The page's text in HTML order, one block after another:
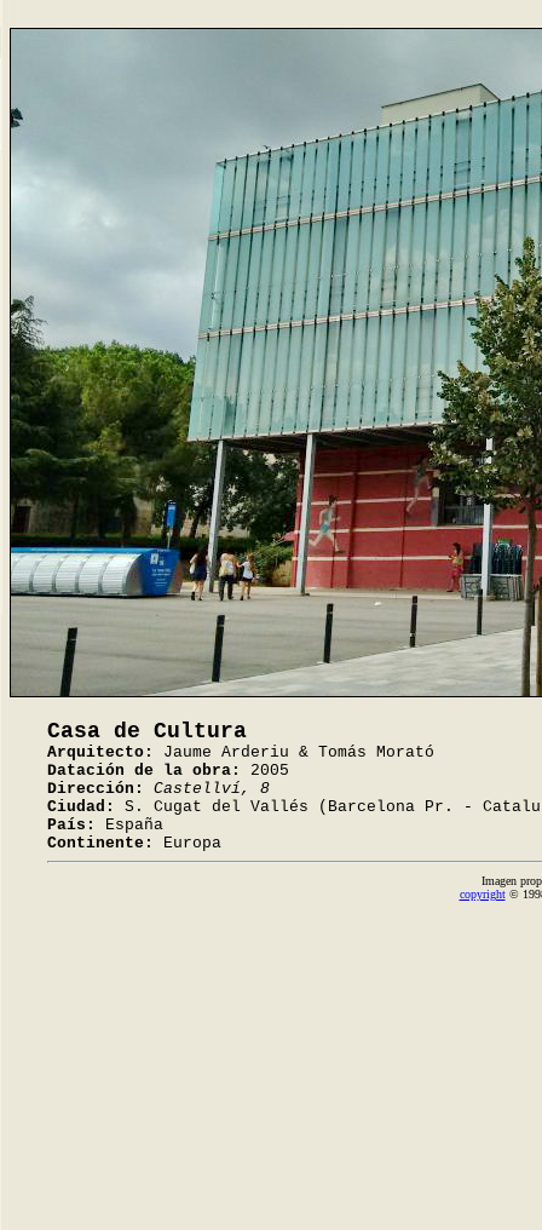
Casa de Cultura
Arquitecto:
Jaume Arderiu & Tomás Morató
Datación de la obra:
2005
Dirección:
Castellví, 8
Ciudad:
S. Cugat del Vallés (Barcelona Pr. -
País:
España
Continente:
Europa
Imagen
copyright©